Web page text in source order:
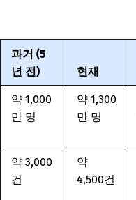
과거 (5
년 전)
현재
약 1,000
만 명
약 1,300
만 명
약 3,000
건
약
4,500건